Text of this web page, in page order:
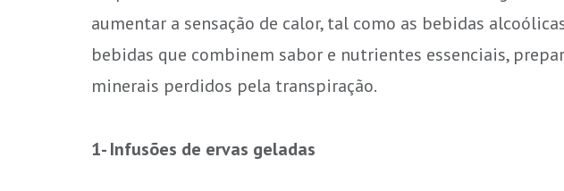
aumentar a sensação de calor, tal como as bebidas
bebidas que combinem sabor e nutrientes essenciais,
minerais perdidos pela transpiração.
1- Infusões de ervas geladas